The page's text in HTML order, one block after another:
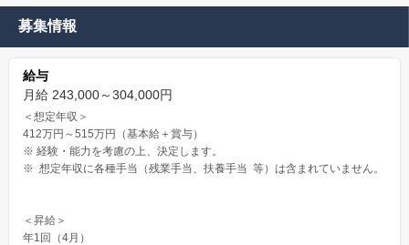
募集情報
給与
月給 243,000～304,000円
＜想定年収＞
412万円～515万円（基本給＋賞与）
※ 経験・能力を考慮の上、決定します。
※ 想定年収に各種手当（残業手当、扶養手当 等）は含まれていません。
＜昇給＞
年1回（4月）